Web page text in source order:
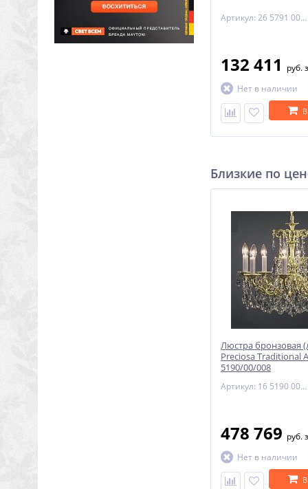
Артикул: 26 5791 002 85 00 00 28
132 411 руб.
Нет в наличии
Близкие по
Люстра бронзовая
Preciosa Traditional
5190/00/008
Артикул: 16 5190 008 85 00 00 28
478 769 руб.
Нет в наличии